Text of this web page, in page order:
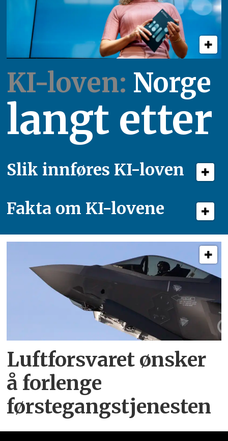
KI-loven: Norge
langt etter
Slik innføres KI-loven
Fakta om KI-lovene
Luftforsvaret ønsker
å forlenge
førstegangstjenesten